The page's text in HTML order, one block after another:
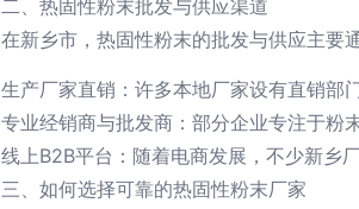
二、热固性粉末批发与供应渠道
在新乡市，热固性粉末的批发与供应主要
生产厂家直销：许多本地厂家设有直销部
专业经销商与批发商：部分企业专注于粉
线上B2B平台：随着电商发展，不少新乡
三、如何选择可靠的热固性粉末厂家